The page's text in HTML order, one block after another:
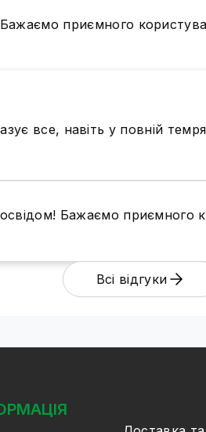
захисту від
приємного
все, навіть у повній
Бажаємо приємного
Всі відгуки